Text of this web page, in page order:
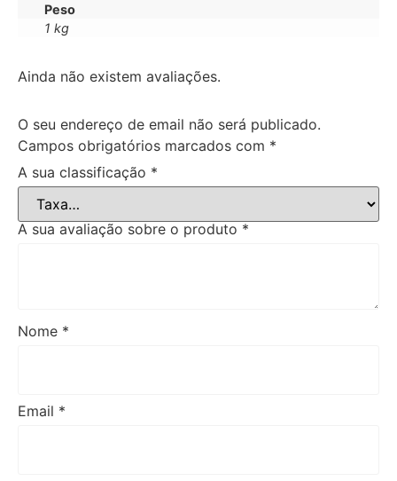
Peso
1 kg
Ainda não existem avaliações.
O seu endereço de email não será publicado.
Campos obrigatórios marcados com *
A sua classificação *
A sua avaliação sobre o produto *
Nome *
Email *